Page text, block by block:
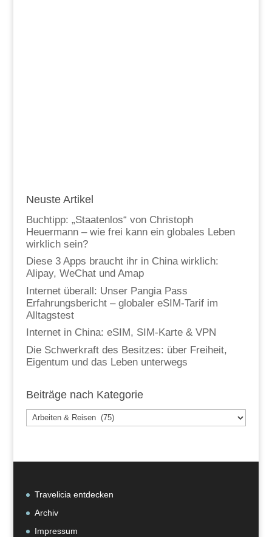
Neuste Artikel
Buchtipp: „Staatenlos“ von Christoph
Heuermann – wie frei kann ein globales Leben
wirklich sein?
Diese 3 Apps braucht ihr in China wirklich:
Alipay, WeChat und Amap
Internet überall: Unser Pangia Pass
Erfahrungsbericht – globaler eSIM-Tarif im
Alltagstest
Internet in China: eSIM, SIM-Karte & VPN
Die Schwerkraft des Besitzes: über Freiheit,
Eigentum und das Leben unterwegs
Beiträge nach Kategorie
Beiträge
nach
Travelicia entdecken
Archiv
Impressum